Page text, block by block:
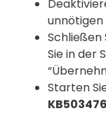
Schließen
Sie in der
Starten